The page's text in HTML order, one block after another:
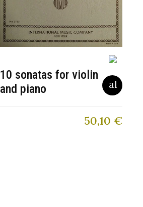
10 sonatas for violin
and piano
50,10 €